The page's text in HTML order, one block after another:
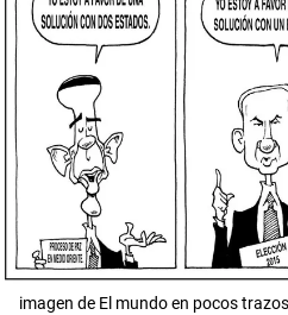
imagen de El mundo en pocos trazos